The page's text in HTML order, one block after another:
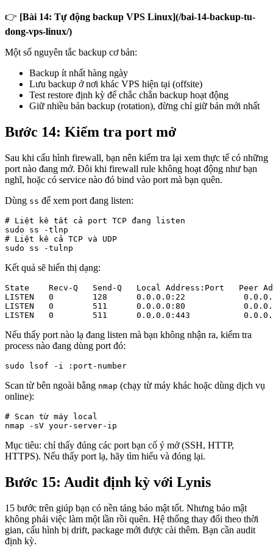
👉 [Bài 14: Tự động backup VPS Linux](/bai-14-backup-tu-
dong-vps-linux/)
Một số nguyên tắc backup cơ bản:
Backup ít nhất hàng ngày
Lưu backup ở nơi khác VPS hiện tại (offsite)
Test restore định kỳ để chắc chắn backup hoạt động
Giữ nhiều bản backup (rotation), đừng chỉ giữ bản mới nhất
Bước 14: Kiểm tra port mở
Sau khi cấu hình firewall, bạn nên kiểm tra lại xem thực tế có những
port nào đang mở. Đôi khi firewall rule không hoạt động như bạn
nghĩ, hoặc có service nào đó bind vào port mà bạn quên.
Dùng ss để xem port đang listen:
# Liệt kê tất cả port TCP đang listen
sudo ss -tlnp
# Liệt kê cả TCP và UDP
sudo ss -tulnp
Kết quả sẽ hiển thị dạng:
State    Recv-Q   Send-Q   Local Address:Port   Peer
LISTEN   0        128      0.0.0.0:22
LISTEN   0        511      0.0.0.0:80
LISTEN   0        511      0.0.0.0:443
Nếu thấy port nào lạ đang listen mà bạn không nhận ra, kiểm tra
process nào đang dùng port đó:
sudo lsof -i :port-number
Scan từ bên ngoài bằng nmap (chạy từ máy khác hoặc dùng dịch vụ
online):
# Scan từ máy local
nmap -sV your-server-ip
Mục tiêu: chỉ thấy đúng các port bạn cố ý mở (SSH, HTTP,
HTTPS). Nếu thấy port lạ, hãy tìm hiểu và đóng lại.
Bước 15: Audit định kỳ với Lynis
15 bước trên giúp bạn có nền tảng bảo mật tốt. Nhưng bảo mật
không phải việc làm một lần rồi quên. Hệ thống thay đổi theo thời
gian, cấu hình bị drift, package mới được cài thêm. Bạn cần audit
định kỳ.